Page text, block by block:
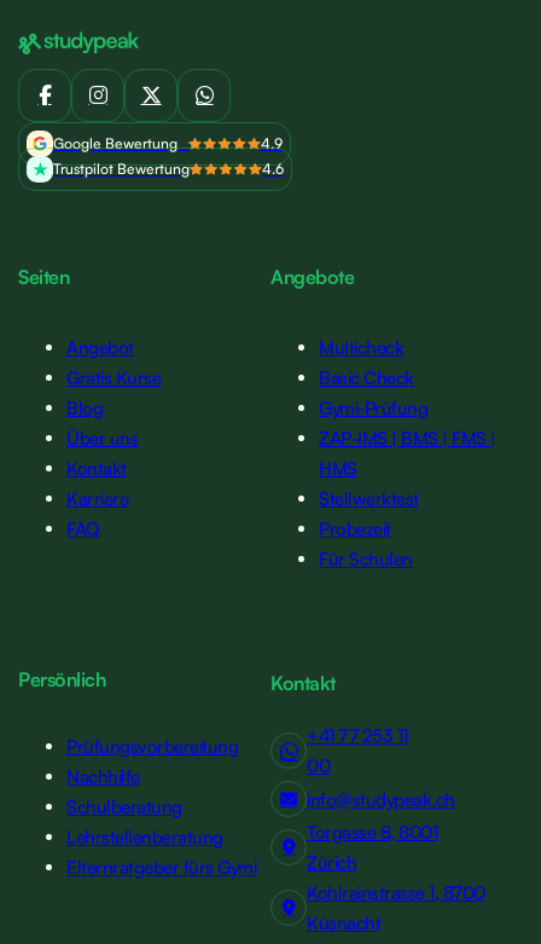
Google Bewertung
4.9
Trustpilot Bewertung
4.6
Angebote
Multicheck
Basic Check
Gymi-Prüfung
ZAP-IMS | BMS | FMS |
HMS
Stellwerktest
Probezeit
Für Schulen
Seiten
Angebot
Gratis Kurse
Blog
Über uns
Kontakt
Karriere
FAQ
Kontakt
+41 77 253 11
00
info@studypeak.ch
Torgasse 8, 8001
Zürich
Kohlrainstrasse 1, 8700
Küsnacht
Persönlich
Prüfungsvorbereitung
Nachhilfe
Schulberatung
Lehrstellenberatung
Elternratgeber fürs Gymi